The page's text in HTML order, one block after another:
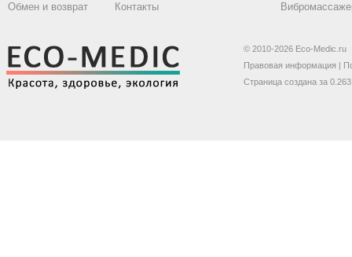
Обмен и возврат
Контакты
© 2010-2026 Eco-Medic.ru
Правовая информация |
Страница создана за